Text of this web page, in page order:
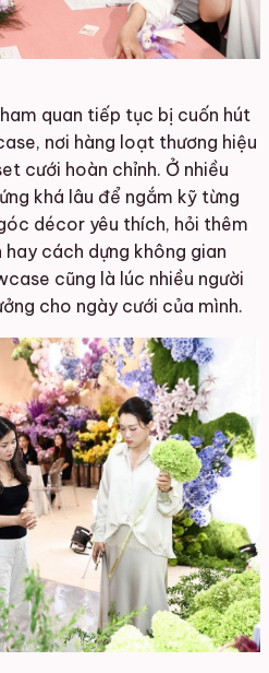
quan tiếp tục bị cuốn hút
nơi hàng loạt thương hiệu
cưới hoàn chỉnh. Ở nhiều
khá lâu để ngắm kỹ từng
décor yêu thích, hỏi thêm
cách dựng không gian
cũng là lúc nhiều người
cho ngày cưới của mình.